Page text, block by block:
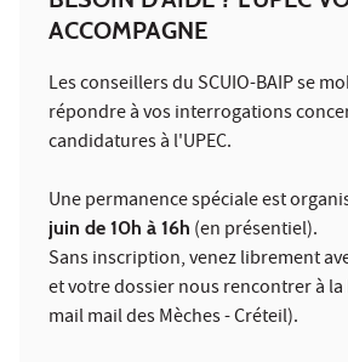
ACCOMPAGNE
Les conseillers du SCUIO-BAIP se
répondre à vos interrogations
candidatures à l'UPEC.
Une permanence spéciale est
juin de 10h à 16h (en présentiel).
Sans inscription, venez librement
et votre dossier nous rencontrer à la
mail mail des Mèches - Créteil).